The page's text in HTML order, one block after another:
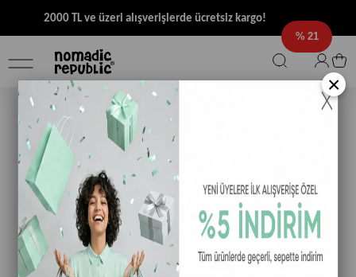
2000 TL ve üzeri alışverişlerde ücretsiz kargo!
21
×